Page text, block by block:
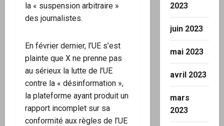
la « suspension arbitraire »
des journalistes.
En février dernier, l’UE s’est
plainte que X ne prenne pas
au sérieux la lutte de l’UE
contre la « désinformation »,
la plateforme ayant produit un
rapport incomplet sur sa
conformité aux règles de l’UE
2023
juin 2023
mai 2023
avril 2023
mars
2023